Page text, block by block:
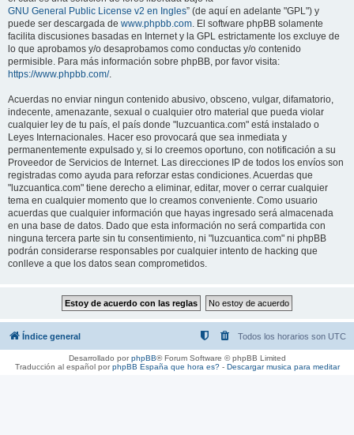
GNU General Public License v2 en Ingles” (de aquí en adelante "GPL") y
puede ser descargada de www.phpbb.com. El software phpBB solamente
facilita discusiones basadas en Internet y la GPL estrictamente los excluye de
lo que aprobamos y/o desaprobamos como conductas y/o contenido
permisible. Para más información sobre phpBB, por favor visita:
https://www.phpbb.com/.
Acuerdas no enviar ningun contenido abusivo, obsceno, vulgar, difamatorio,
indecente, amenazante, sexual o cualquier otro material que pueda violar
cualquier ley de tu país, el país donde "luzcuantica.com" está instalado o
Leyes Internacionales. Hacer eso provocará que sea inmediata y
permanentemente expulsado y, si lo creemos oportuno, con notificación a su
Proveedor de Servicios de Internet. Las direcciones IP de todos los envíos son
registradas como ayuda para reforzar estas condiciones. Acuerdas que
"luzcuantica.com" tiene derecho a eliminar, editar, mover o cerrar cualquier
tema en cualquier momento que lo creamos conveniente. Como usuario
acuerdas que cualquier información que hayas ingresado será almacenada
en una base de datos. Dado que esta información no será compartida con
ninguna tercera parte sin tu consentimiento, ni "luzcuantica.com" ni phpBB
podrán considerarse responsables por cualquier intento de hacking que
conlleve a que los datos sean comprometidos.
Índice general Todos los horarios son UTC
Desarrollado porphpBB® Forum Software © phpBB Limited
Traducción al español porphpBB España que hora es?- Descargar musica para meditar